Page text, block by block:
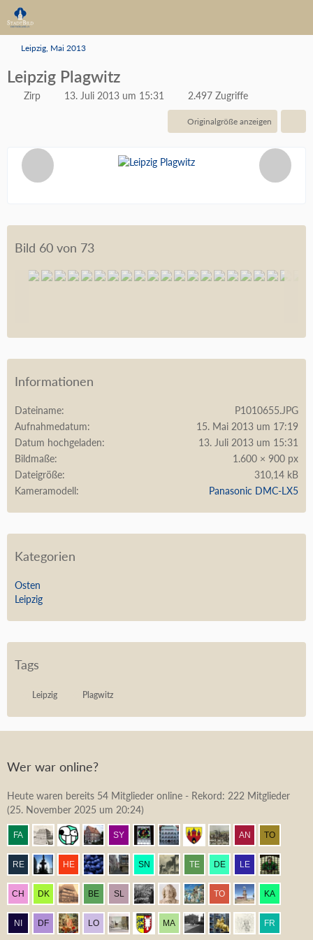
Leipzig, Mai 2013
Leipzig Plagwitz
Zirp 13. Juli 2013 um 15:31 2.497 Zugriffe
Originalgröße anzeigen
Bild 60 von 73
Informationen
Dateiname
P1010655.JPG
Aufnahmedatum
15. Mai 2013 um 17:19
Datum hochgeladen
13. Juli 2013 um 15:31
Bildmaße
1.600 × 900 px
Dateigröße
310,14 kB
Kameramodell
Panasonic DMC-LX5
Kategorien
Osten
Leipzig
Tags
Leipzig Plagwitz
Wer war online?
Heute waren bereits 54 Mitglieder online - Rekord: 222 Mitglieder
(25. November 2025 um 20:24)